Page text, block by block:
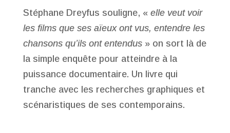
Stéphane Dreyfus souligne, « elle veut voir
les films que ses aïeux ont vus, entendre les
chansons qu’ils ont entendus » on sort là de
la simple enquête pour atteindre à la
puissance documentaire. Un livre qui
tranche avec les recherches graphiques et
scénaristiques de ses contemporains.